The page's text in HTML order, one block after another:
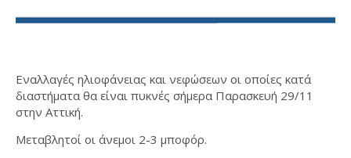
Εναλλαγές ηλιοφάνειας και νεφώσεων οι οποίες κατά
διαστήματα θα είναι πυκνές σήμερα Παρασκευή 29/11
στην Αττική.
Μεταβλητοί οι άνεμοι 2-3 μποφόρ.